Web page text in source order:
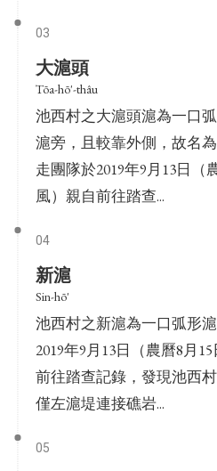
03
大滬頭
Tōa-hō'-thâu
池西村之大滬頭滬為一口
滬旁，且較靠外側，故名
走團隊於2019年9月13日（
風）親自前往踏查...
04
新滬
Sin-hō'
池西村之新滬為一口弧形
2019年9月13日（農曆8月
前往踏查記錄，發現池西
僅左滬堤連接礁岩...
05